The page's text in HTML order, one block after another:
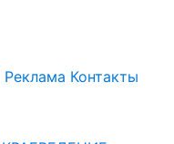
Реклама Контакты